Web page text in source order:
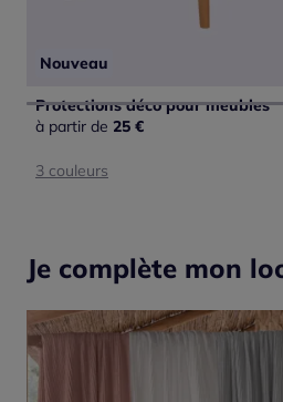
Nouveau
Protections déco pour meubles
à partir de 25 €
3 couleurs
Je complète mon